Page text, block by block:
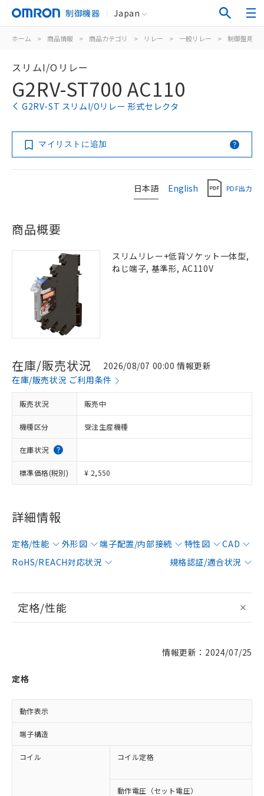
制御機器 Japan
ホーム > 商品情報 > 商品カテゴリ > リレー > 一般リレー > 制御盤用
スリムI/Oリレー
G2RV-ST700 AC110
G2RV-ST スリムI/Oリレー 形式セレクタ
マイリストに追加
日本語 English PDF出力
商品概要
スリムリレー+低背ソケット一体型,
ねじ端子, 基準形, AC110V
在庫/販売状況
2026/08/07 00:00 情報更新
在庫/販売状況 ご利用条件
販売状況 販売中
機種区分 受注生産機種
在庫状況
標準価格(税別) ¥ 2,550
詳細情報
定格/性能 外形図 端子配置/内部接続 特性図
CAD
RoHS/REACH対応状況
規格認証/適合状況
定格/性能
情報更新：2024/07/25
定格
動作表示
端子構造
コイル コイル定格
動作電圧（セット電圧）